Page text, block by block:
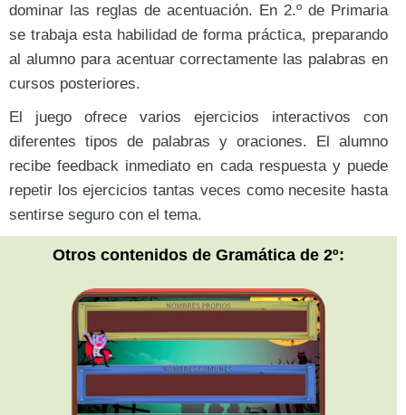
dominar las reglas de acentuación. En 2.º de Primaria
se trabaja esta habilidad de forma práctica, preparando
al alumno para acentuar correctamente las palabras en
cursos posteriores.
El juego ofrece varios ejercicios interactivos con
diferentes tipos de palabras y oraciones. El alumno
recibe feedback inmediato en cada respuesta y puede
repetir los ejercicios tantas veces como necesite hasta
sentirse seguro con el tema.
Otros contenidos de Gramática de 2º: